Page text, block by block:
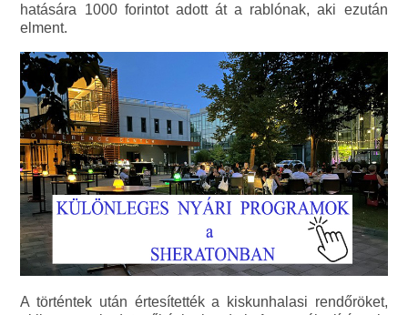
hatására 1000 forintot adott át a rablónak, aki ezután
elment.
A történtek után értesítették a kiskunhalasi rendőröket,